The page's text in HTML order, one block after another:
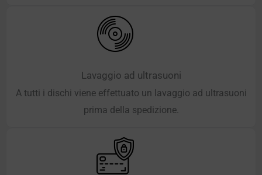
Lavaggio ad ultrasuoni
A tutti i dischi viene effettuato un lavaggio ad ultrasuoni
prima della spedizione.